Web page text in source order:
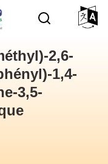
2,6-
1,4-
3,5-